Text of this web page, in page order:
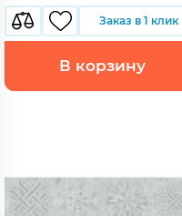
Заказ в 1 клик
В корзину